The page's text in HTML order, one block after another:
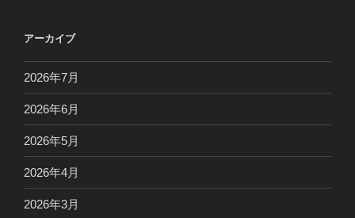
アーカイブ
2026年7月
2026年6月
2026年5月
2026年4月
2026年3月